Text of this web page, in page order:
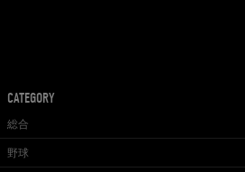
CATEGORY
総合
野球